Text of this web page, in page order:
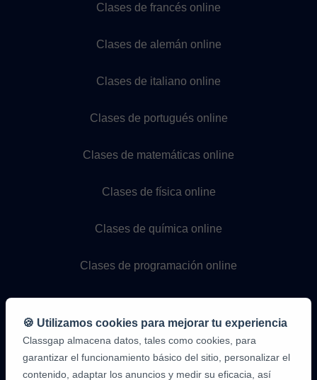
Clases de francés online
Clases de alemán online
Clases de italiano online
Clases de portugués online
Clases de matemáticas online
Clases de física online
Clases de química online
Clases de programación online
🍪 Utilizamos cookies para mejorar tu experiencia
Classgap almacena datos, tales como cookies, para
garantizar el funcionamiento básico del sitio, personalizar el
contenido, adaptar los anuncios y medir su eficacia, así